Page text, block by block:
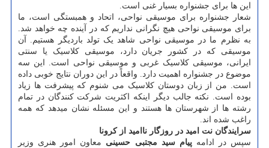
این ها برای جشنواره بسیار غنی است.
شعار جشنواره برای موسیقی نواحی، اتحاد و همبستگی است، ما
برای موسیقی نواحی هیچ نگرانی نداریم که در آینده چه خواهد شد.
به نظرم ما در موسیقی نواحی شاهد یک تولد باردیگر هستیم. آن
موسیقی که در کشور جریان دارد، موسیقی کلاسیک یا سنتی
ایرانی، موسیقی کلاسیک غربی و موسیقی نواحی است. این سه
موضوع در جشنواره اهمیت دارد. واقعاً در این دوران نتایج خوبی داده
است. من از زبان دوستان کلاسیک می شنوم که پیشرفت ها زیاد
بوده است. نکته جالب دیگر اینکه اکثریت شرکت کنندگان در تمام
رشته ها از شهرستان ها هستند و این مسئله نشان میدهد که همه
راغب شده اند.
سرایندگان نت امید در روزگار ناامید از کرونا
سپس در ادامه پیام سید مجتبی حسینی معاون امور هنری وزیر